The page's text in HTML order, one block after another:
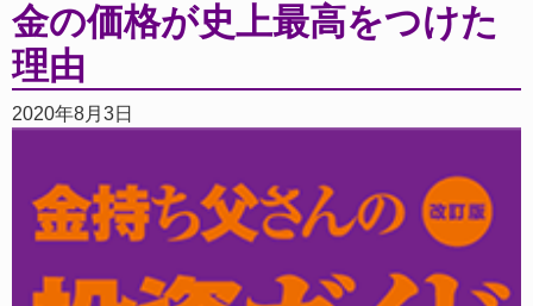
金の価格が史上最高をつけた
理由
2020年8月3日